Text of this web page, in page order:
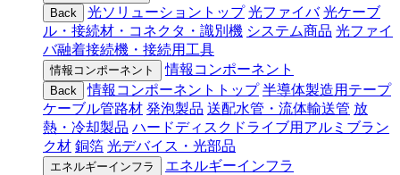
Back 光ソリューショントップ 光ファイバ 光ケーブ
ル・接続材・コネクタ・識別機 システム商品 光ファイ
バ融着接続機・接続用工具
情報コンポーネント 情報コンポーネント
Back 情報コンポーネントトップ 半導体製造用テープ
ケーブル管路材 発泡製品 送配水管・流体輸送管 放
熱・冷却製品 ハードディスクドライブ用アルミブラン
ク材 銅箔 光デバイス・光部品
エネルギーインフラ エネルギーインフラ